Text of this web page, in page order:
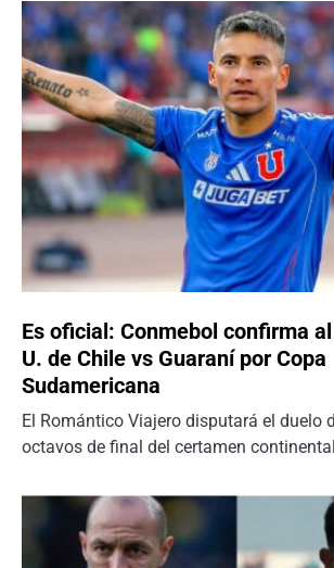
Es oficial: Conmebol confirma
U. de Chile vs Guaraní por Copa
Sudamericana
El Romántico Viajero disputará el duelo
octavos de final del certamen